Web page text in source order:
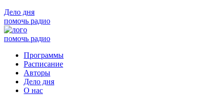
Дело дня
помочь радио
помочь радио
Программы
Расписание
Авторы
Дело дня
О нас